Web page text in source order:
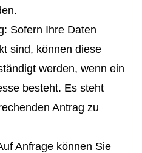
Sofern Ihre Daten
sind, können diese
werden, wenn ein
besteht. Es steht
Antrag zu
Anfrage können Sie